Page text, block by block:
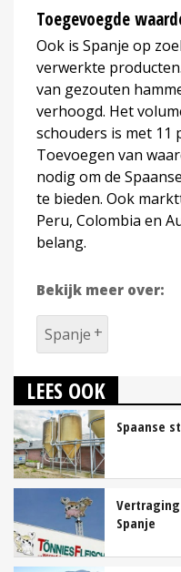
Toegevoegde
Ook is Spanje op
verwerkte
van gezouten
verhoogd. Het
schouders is met 11
Toevoegen van
nodig om de
te bieden. Ook
Peru, Colombia en
belang.
Bekijk meer over:
Spanje
LEES OOK
Spaanse
Spanje